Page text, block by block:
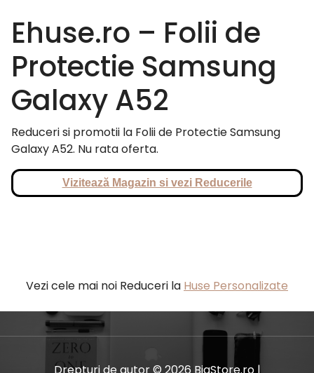
Ehuse.ro – Folii de
Protectie Samsung
Galaxy A52
Reduceri si promotii la Folii de Protectie Samsung
Galaxy A52. Nu rata oferta.
Vizitează Magazin si vezi Reducerile
Vezi cele mai noi Reduceri la Huse Personalizate